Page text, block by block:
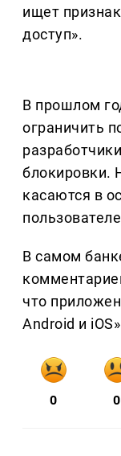
ищет
доступ».
В прошлом
ограничить
блокировки.
касаются в
В самом
что
Android и
0 0